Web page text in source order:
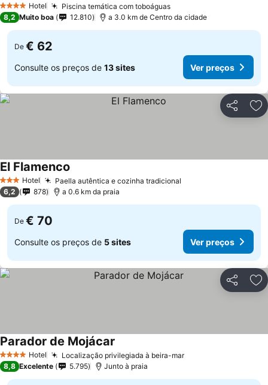
4 EstrelasHotel Piscina temática com toboáguasVer preços
8,2 Muito boa 12.810 a 3.0 km de Centro da cidade
De € 62
Consulte os preços de 13 sites Ver preços
Partilhar
3 EstrelasHotel Paella autêntica e cozinha tradicional
El Flamenco
6,2 878 a 0.6 km da praia
De € 70
Consulte os preços de 5 sites Ver preços
Partilhar
4 EstrelasHotel Localização privilegiada à beira-marVer preços
Parador de Mojácar
8,8 Excelente 5.795 Junto à praia